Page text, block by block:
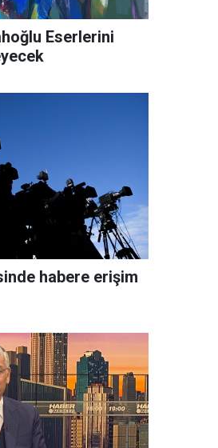
Eserlerini
habere erişim